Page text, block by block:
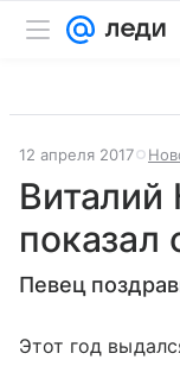
12 апреля 2017
Виталий
показал
Певец
Этот год